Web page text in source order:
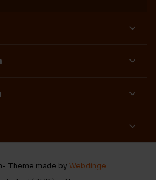
- Theme made by Webdinge